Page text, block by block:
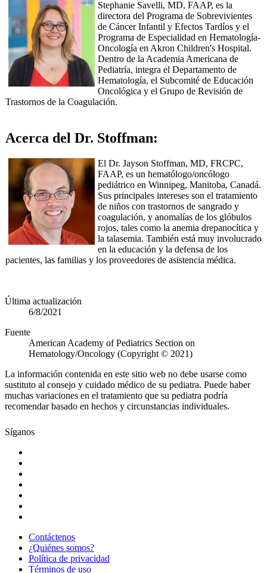
Stephanie Savelli, MD, FAAP, es la
directora del Programa de Sobrevivientes
de Cáncer Infantil y Efectos Tardíos y el
Programa de Especialidad en Hematología-
Oncología en Akron Children's Hospital.
Dentro de la Academia Americana de
Pediatría, integra el Departamento de
Hematología, el Subcomité de Educación
Oncológica y el Grupo de Revisión de
Trastornos de la Coagulación.
Acerca del Dr. Stoffman:
El Dr. Jayson Stoffman, MD, FRCPC,
FAAP, es un hematólogo/oncólogo
pediátrico en Winnipeg, Manitoba, Canadá.
Sus principales intereses son el tratamiento
de niños con trastornos de sangrado y
coagulación, y anomalías de los glóbulos
rojos, tales como la anemia drepanocítica y
la talasemia. También está muy involucrado
en la educación y la defensa de los
pacientes, las familias y los proveedores de asistencia médica.
Última actualización
6/8/2021
Fuente
American Academy of Pediatrics Section on
Hematology/Oncology (Copyright © 2021)
La información contenida en este sitio web no debe usarse como
sustituto al consejo y cuidado médico de su pediatra. Puede haber
muchas variaciones en el tratamiento que su pediatra podría
recomendar basado en hechos y circunstancias individuales.
Síganos
Contáctenos
¿Quiénes somos?
Política de privacidad
Términos de uso